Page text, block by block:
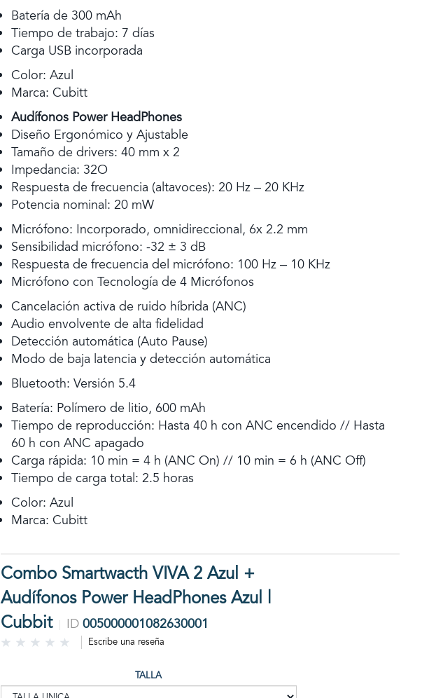
Batería de 300 mAh
Tiempo de trabajo: 7 días
Carga USB incorporada
Color: Azul
Marca: Cubitt
Audífonos Power HeadPhones
Diseño Ergonómico y Ajustable
Tamaño de drivers: 40 mm x 2
Impedancia: 32O
Respuesta de frecuencia (altavoces): 20 Hz – 20 KHz
Potencia nominal: 20 mW
Micrófono: Incorporado, omnidireccional, 6x 2.2 mm
Sensibilidad micrófono: -32 ± 3 dB
Respuesta de frecuencia del micrófono: 100 Hz – 10 KHz
Micrófono con Tecnología de 4 Micrófonos
Cancelación activa de ruido híbrida (ANC)
Audio envolvente de alta fidelidad
Detección automática (Auto Pause)
Modo de baja latencia y detección automática
Bluetooth: Versión 5.4
Batería: Polímero de litio, 600 mAh
Tiempo de reproducción: Hasta 40 h con ANC encendido // Hasta
60 h con ANC apagado
Carga rápida: 10 min = 4 h (ANC On) // 10 min = 6 h (ANC Off)
Tiempo de carga total: 2.5 horas
Color: Azul
Marca: Cubitt
Combo Smartwacth VIVA 2 Azul +
Audífonos Power HeadPhones Azul |
Cubbit
ID 005000001082630001
Escribe una reseña
TALLA